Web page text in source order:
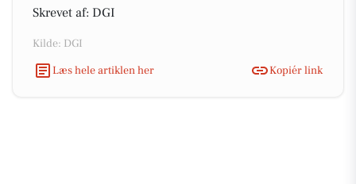
Skrevet af: DGI
Kilde: DGI
Læs hele artiklen her
Kopiér link